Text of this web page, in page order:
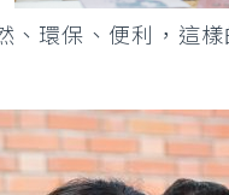
環保、便利，這